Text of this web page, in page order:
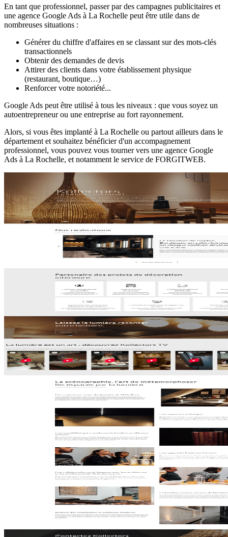
En tant que professionnel, passer par des campagnes publicitaires et
une agence Google Ads à La Rochelle peut être utile dans de
nombreuses situations :
Générer du chiffre d'affaires en se classant sur des mots-clés
transactionnels
Obtenir des demandes de devis
Attirer des clients dans votre établissement physique
(restaurant, boutique…)
Renforcer votre notoriété...
Google Ads peut être utilisé à tous les niveaux : que vous soyez un
autoentrepreneur ou une entreprise au fort rayonnement.
Alors, si vous êtes implanté à La Rochelle ou partout ailleurs dans le
département et souhaitez bénéficier d'un accompagnement
professionnel, vous pouvez vous tourner vers une agence Google
Ads à La Rochelle, et notamment le service de FORGITWEB.